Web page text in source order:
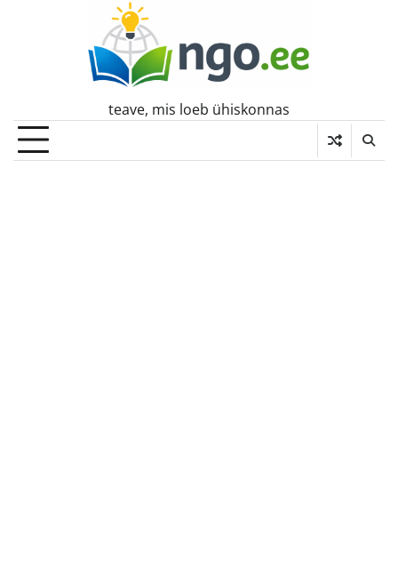
teave, mis loeb ühiskonnas